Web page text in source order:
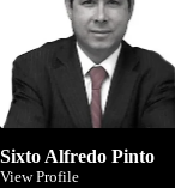
Sixto Alfredo Pinto
View Profile